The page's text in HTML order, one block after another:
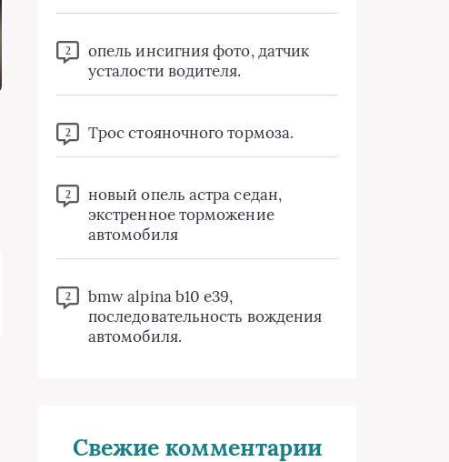
2
опель инсигния фото, датчик
усталости водителя.
2 Трос стояночного тормоза.
2
новый опель астра седан,
экстренное торможение
автомобиля
2
bmw alpina b10 e39,
последовательность вождения
автомобиля.
Свежие комментарии